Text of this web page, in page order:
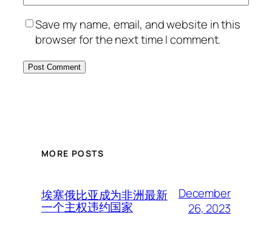
Save my name, email, and website in this
browser for the next time I comment.
MORE POSTS
埃塞俄比亚成为非洲最新
一个主权违约国家
December
26, 2023